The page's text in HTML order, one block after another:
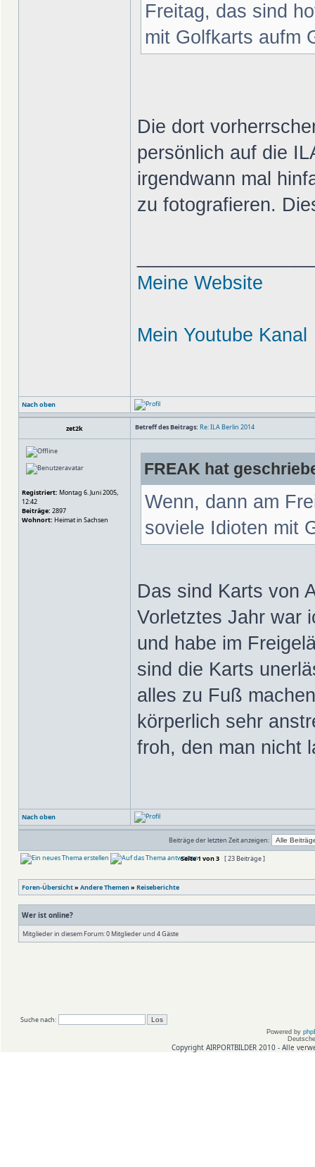
Freitag, das sind
mit Golfkarts aufm
Die dort
persönlich auf die
irgendwann mal
zu fotografieren.
Meine Website
Mein Youtube Kanal
Nach oben
zet2k Betreff des Beitrags: Re: ILA Berlin 2014
Registriert: Montag 6. Juni 2005,
12:42
Beiträge: 2897
Wohnort: Heimat in Sachsen
FREAK hat
Wenn, dann am
soviele Idioten mit
Das sind Karts von
Vorletztes Jahr war
und habe im
sind die Karts
alles zu Fuß
körperlich sehr
froh, den man nicht
Nach oben
Beiträge der letzten Zeit anzeigen:
Seite1 von3 [ 23 Beiträge ]
Foren-Übersicht» Andere Themen» Reiseberichte
Wer ist online?
Mitglieder in diesem Forum: 0 Mitglieder und 4 Gäste
Suche nach:
Powered by
Copyright AIRPORTBILDER 2010 - Alle